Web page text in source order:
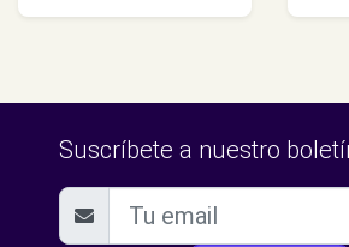
Suscríbete a nuestro